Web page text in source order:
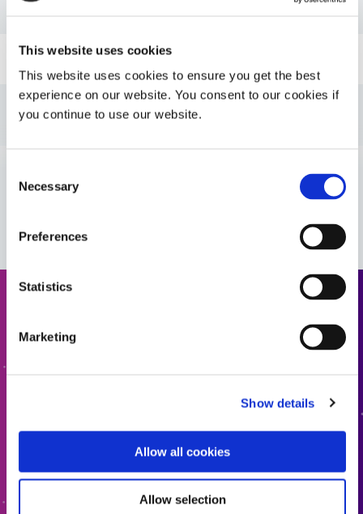
This website uses cookies
This website uses cookies to ensure you get the best
experience on our website. You consent to our cookies if
you continue to use our website.
Selection
Necessary
Preferences
Statistics
Marketing
Show details
Allow all cookies
Allow selection
PDS : 1201-M-T-SC
Guide : Assemblage de dispositif médical (FR)
Guide : Assemblage de dispositif médical
(Amériques|ES)
(Europe|FR)
Guide : Assemblage de dispositif médical
(Europe|FR)
Prêt à passer à l'étape suivante ? Un membre de l'équipe
ACCÉDER AU FORMULAIRE